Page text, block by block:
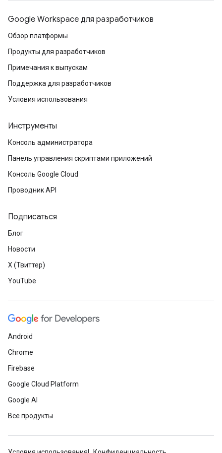
Google Workspace для разработчиков
Обзор платформы
Продукты для разработчиков
Примечания к выпускам
Поддержка для разработчиков
Условия использования
Инструменты
Консоль администратора
Панель управления скриптами приложений
Консоль Google Cloud
Проводник API
Подписаться
Блог
Новости
X (Твиттер)
YouTube
Android
Chrome
Firebase
Google Cloud Platform
Google AI
Все продукты